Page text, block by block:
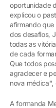
oportunidade
explicou o
afirmando
dos desafios,
todas as
de cada
Que todos
agradecer e
nova médica",
A formanda